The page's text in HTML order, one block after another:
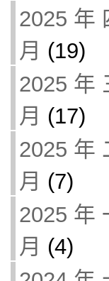
2025 年
月 (19)
2025 年
月 (17)
2025 年
月 (7)
2025 年
月 (4)